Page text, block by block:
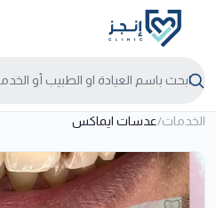
الخدمات/عدسات ايماكس